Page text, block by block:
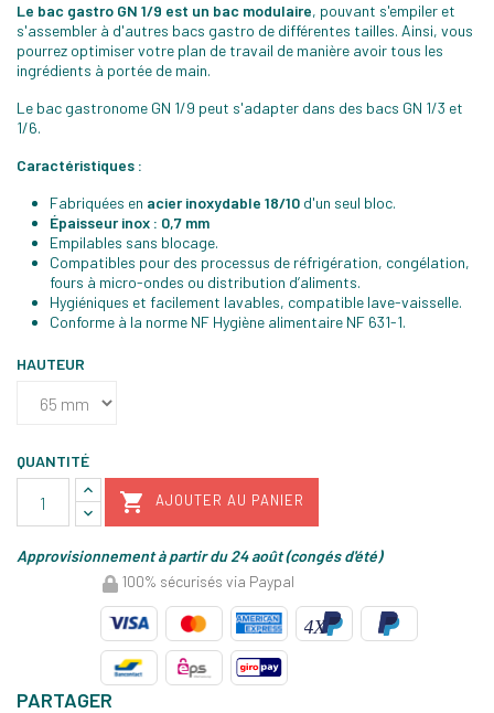
Le bac gastro GN 1/9 est un bac modulaire, pouvant s'empiler et
s'assembler à d'autres bacs gastro de différentes tailles. Ainsi, vous
pourrez optimiser votre plan de travail de manière avoir tous les
ingrédients à portée de main.
Le bac gastronome GN 1/9 peut s'adapter dans des bacs GN 1/3 et
1/6.
Caractéristiques :
Fabriquées en acier inoxydable 18/10 d'un seul bloc.
Épaisseur inox : 0,7 mm
Empilables sans blocage.
Compatibles pour des processus de réfrigération, congélation,
fours à micro-ondes ou distribution d’aliments.
Hygiéniques et facilement lavables, compatible lave-vaisselle.
Conforme à la norme NF Hygiène alimentaire NF 631-1.
HAUTEUR
QUANTITÉ
 AJOUTER AU PANIER
Approvisionnement à partir du 24 août (congés d'été)
100% sécurisés via Paypal
PARTAGER